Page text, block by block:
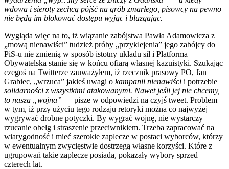
wdowa i sieroty zechcą pójść na grób zmarłego, pisowcy na pewno
nie będą im blokować dostępu wyjąc i bluzgając.
Wygląda więc na to, iż wiązanie zabójstwa Pawła Adamowicza z
„mową nienawiści” tudzież próby „przyklejenia” jego zabójcy do
PiS-u nie zmienią w sposób istotny układu sił i Platforma
Obywatelska stanie się w końcu ofiarą własnej kazuistyki. Szukając
czegoś na Twitterze zauważyłem, iż rzecznik prasowy PO, Jan
Grabiec, „wrzuca” jakieś uwagi o kampanii nienawiści i potrzebie
solidarności z wszystkimi atakowanymi. Nawet jeśli jej nie chcemy,
to nasza „wojna” — pisze w odpowiedzi na czyjś tweet. Problem
w tym, iż przy użyciu tego rodzaju retoryki można co najwyżej
wygrywać drobne potyczki. By wygrać wojnę, nie wystarczy
rzucanie obelg i straszenie przeciwnikiem. Trzeba zapracować na
wiarygodność i mieć szerokie zaplecze w postaci wyborców, którzy
w ewentualnym zwycięstwie dostrzegą własne korzyści. Które z
ugrupowań takie zaplecze posiada, pokazały wybory sprzed
czterech lat.